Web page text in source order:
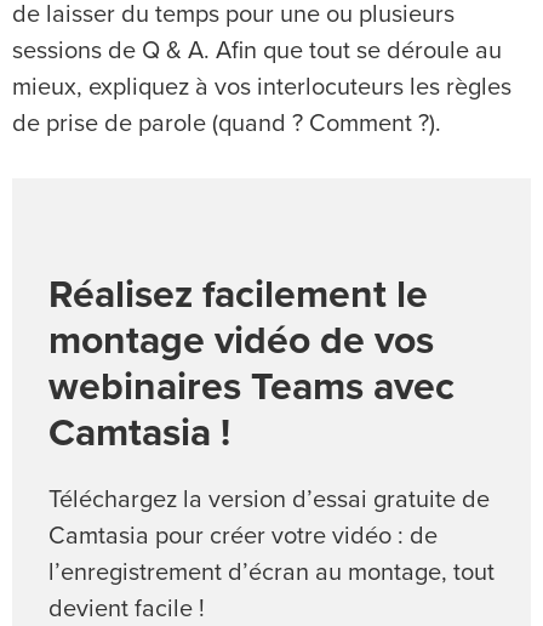
de laisser du temps pour une ou plusieurs
sessions de Q & A. Afin que tout se déroule au
mieux, expliquez à vos interlocuteurs les règles
de prise de parole (quand ? Comment ?).
Réalisez facilement le
montage vidéo de vos
webinaires Teams avec
Camtasia !
Téléchargez la version d’essai gratuite de
Camtasia pour créer votre vidéo : de
l’enregistrement d’écran au montage, tout
devient facile !